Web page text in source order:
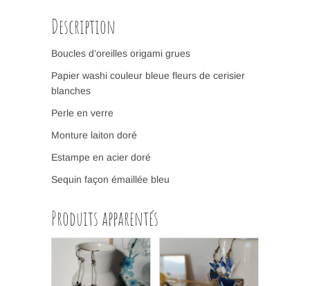
Description
Boucles d’oreilles origami grues
Papier washi couleur bleue fleurs de cerisier
blanches
Perle en verre
Monture laiton doré
Estampe en acier doré
Sequin façon émaillée bleu
Produits apparentés